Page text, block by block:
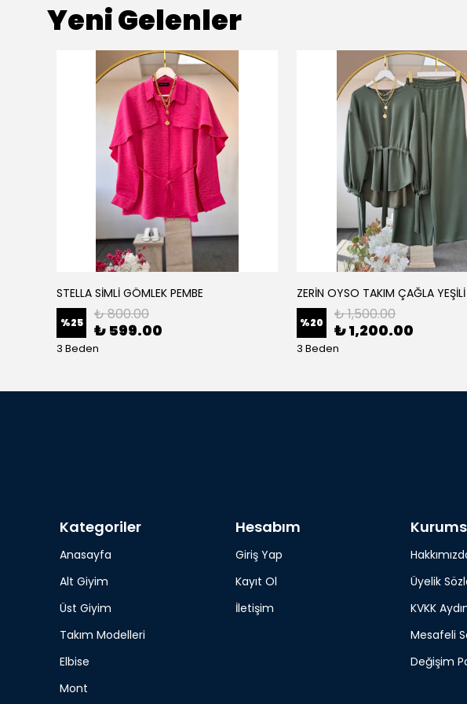
Yeni Gelenler
STELLA SİMLİ GÖMLEK PEMBE
%25 ₺ 800.00
₺ 599.00
3 Beden
ZERİN OYSO TAKIM ÇAĞLA YEŞİLİ
%20 ₺ 1,500.00
₺ 1,200.00
3 Beden
Kategoriler
Anasayfa
Alt Giyim
Üst Giyim
Takım Modelleri
Elbise
Mont
Hesabım
Giriş Yap
Kayıt Ol
İletişim
Üyelik
KVKK
Mesafeli
Değişim